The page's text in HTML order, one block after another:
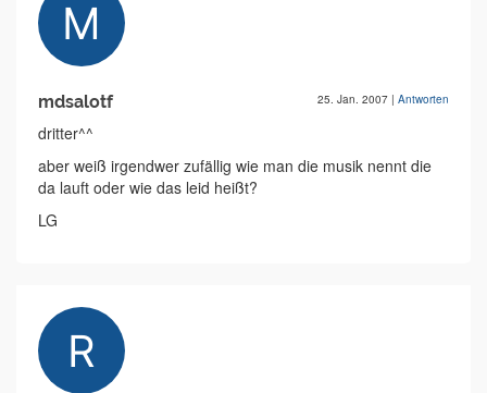
mdsalotf 25. Jan. 2007 | Antworten
dritter^^
aber weiß irgendwer zufällig wie man die musik nennt die
da lauft oder wie das leid heißt?
LG